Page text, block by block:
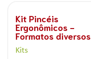
Kit Pincéis
Ergonômicos -
Formatos diversos
Kits